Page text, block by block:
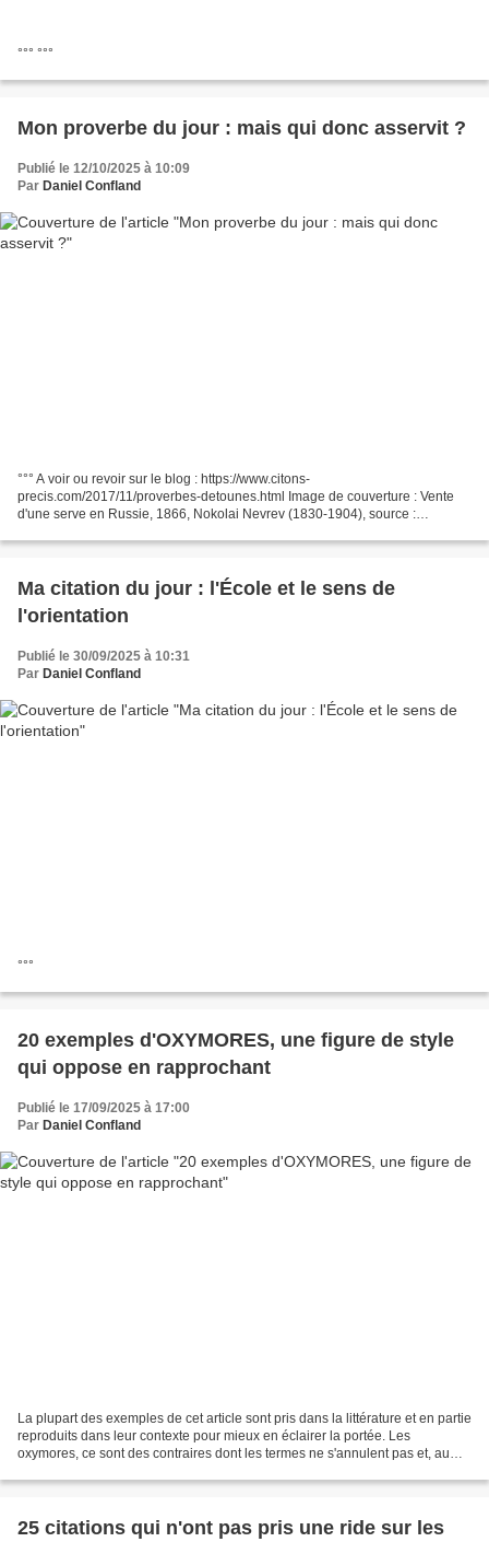
°°° °°°
Mon proverbe du jour : mais qui donc asservit ?
Publié le 12/10/2025 à 10:09
Par Daniel Confland
°°° A voir ou revoir sur le blog : https://www.citons-
precis.com/2017/11/proverbes-detounes.html Image de couverture : Vente
d'une serve en Russie, 1866, Nokolai Nevrev (1830-1904), source :
Ma citation du jour : l'École et le sens de
l'orientation
Publié le 30/09/2025 à 10:31
Par Daniel Confland
°°°
20 exemples d'OXYMORES, une figure de style
qui oppose en rapprochant
Publié le 17/09/2025 à 17:00
Par Daniel Confland
La plupart des exemples de cet article sont pris dans la littérature et en partie
reproduits dans leur contexte pour mieux en éclairer la portée. Les
oxymores, ce sont des contraires dont les termes ne s'annulent pas et, au
25 citations qui n'ont pas pris une ride sur les